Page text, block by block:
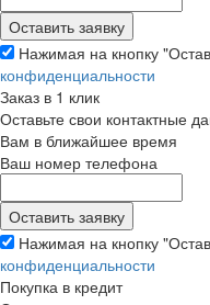
Нажимая на кнопку
конфиденциальности
Заказ в 1 клик
Оставьте свои контактные
Вам в ближайшее время
Ваш номер телефона
Нажимая на кнопку
конфиденциальности
Покупка в кредит